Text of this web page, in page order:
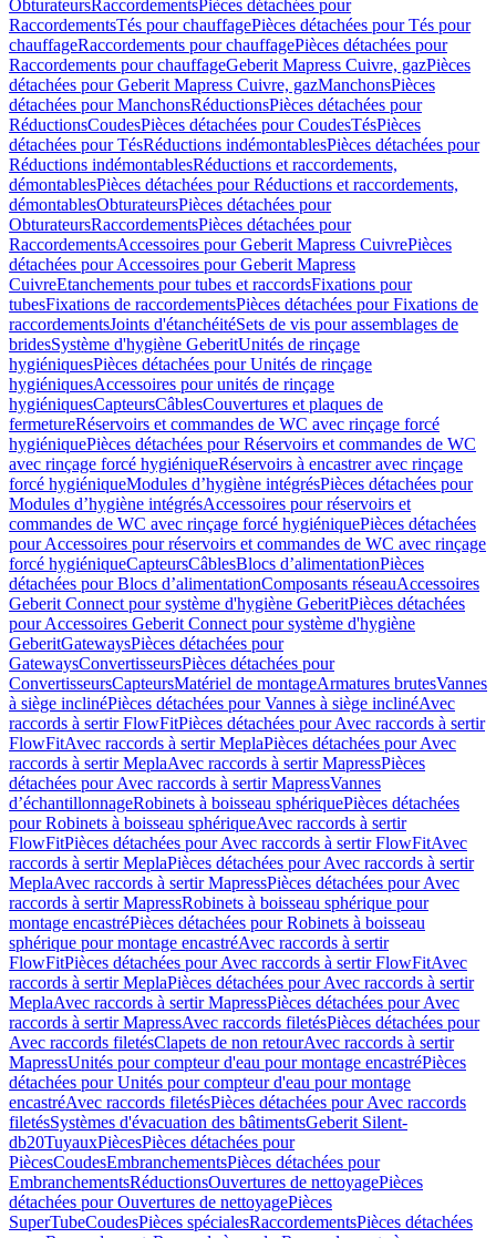
ObturateursRaccordementsPièces détachées pour
RaccordementsTés pour chauffagePièces détachées pour Tés pour
chauffageRaccordements pour chauffagePièces détachées pour
Raccordements pour chauffageGeberit Mapress Cuivre, gazPièces
détachées pour Geberit Mapress Cuivre, gazManchonsPièces
détachées pour ManchonsRéductionsPièces détachées pour
RéductionsCoudesPièces détachées pour CoudesTésPièces
détachées pour TésRéductions indémontablesPièces détachées pour
Réductions indémontablesRéductions et raccordements,
démontablesPièces détachées pour Réductions et raccordements,
démontablesObturateursPièces détachées pour
ObturateursRaccordementsPièces détachées pour
RaccordementsAccessoires pour Geberit Mapress CuivrePièces
détachées pour Accessoires pour Geberit Mapress
CuivreEtanchements pour tubes et raccordsFixations pour
tubesFixations de raccordementsPièces détachées pour Fixations de
raccordementsJoints d'étanchéitéSets de vis pour assemblages de
bridesSystème d'hygiène GeberitUnités de rinçage
hygiéniquesPièces détachées pour Unités de rinçage
hygiéniquesAccessoires pour unités de rinçage
hygiéniquesCapteursCâblesCouvertures et plaques de
fermetureRéservoirs et commandes de WC avec rinçage forcé
hygiéniquePièces détachées pour Réservoirs et commandes de WC
avec rinçage forcé hygiéniqueRéservoirs à encastrer avec rinçage
forcé hygiéniqueModules d’hygiène intégrésPièces détachées pour
Modules d’hygiène intégrésAccessoires pour réservoirs et
commandes de WC avec rinçage forcé hygiéniquePièces détachées
pour Accessoires pour réservoirs et commandes de WC avec rinçage
forcé hygiéniqueCapteursCâblesBlocs d’alimentationPièces
détachées pour Blocs d’alimentationComposants réseauAccessoires
Geberit Connect pour système d'hygiène GeberitPièces détachées
pour Accessoires Geberit Connect pour système d'hygiène
GeberitGatewaysPièces détachées pour
GatewaysConvertisseursPièces détachées pour
ConvertisseursCapteursMatériel de montageArmatures brutesVannes
à siège inclinéPièces détachées pour Vannes à siège inclinéAvec
raccords à sertir FlowFitPièces détachées pour Avec raccords à sertir
FlowFitAvec raccords à sertir MeplaPièces détachées pour Avec
raccords à sertir MeplaAvec raccords à sertir MapressPièces
détachées pour Avec raccords à sertir MapressVannes
d’échantillonnageRobinets à boisseau sphériquePièces détachées
pour Robinets à boisseau sphériqueAvec raccords à sertir
FlowFitPièces détachées pour Avec raccords à sertir FlowFitAvec
raccords à sertir MeplaPièces détachées pour Avec raccords à sertir
MeplaAvec raccords à sertir MapressPièces détachées pour Avec
raccords à sertir MapressRobinets à boisseau sphérique pour
montage encastréPièces détachées pour Robinets à boisseau
sphérique pour montage encastréAvec raccords à sertir
FlowFitPièces détachées pour Avec raccords à sertir FlowFitAvec
raccords à sertir MeplaPièces détachées pour Avec raccords à sertir
MeplaAvec raccords à sertir MapressPièces détachées pour Avec
raccords à sertir MapressAvec raccords filetésPièces détachées pour
Avec raccords filetésClapets de non retourAvec raccords à sertir
MapressUnités pour compteur d'eau pour montage encastréPièces
détachées pour Unités pour compteur d'eau pour montage
encastréAvec raccords filetésPièces détachées pour Avec raccords
filetésSystèmes d'évacuation des bâtimentsGeberit Silent-
db20TuyauxPiècesPièces détachées pour
PiècesCoudesEmbranchementsPièces détachées pour
EmbranchementsRéductionsOuvertures de nettoyagePièces
détachées pour Ouvertures de nettoyagePièces
SuperTubeCoudesPièces spécialesRaccordementsPièces détachées